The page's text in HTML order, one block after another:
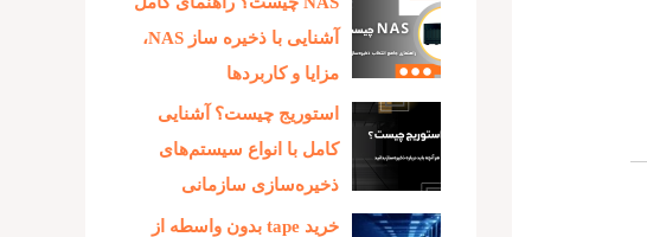
آشنایی با ذخیره‌ ساز NAS،
مزایا و کاربردها
استوریج چیست؟ آشنایی
کامل با انواع سیستم‌های
ذخیره‌سازی سازمانی
خرید tape بدون واسطه از